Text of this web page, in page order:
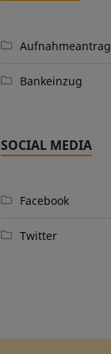
Aufnahmeantrag
Bankeinzug
SOCIAL MEDIA
Facebook
Twitter